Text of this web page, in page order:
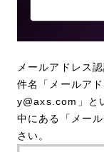
メールアドレス
件名「メールア
y@axs.com」と
中にある「メー
さい。